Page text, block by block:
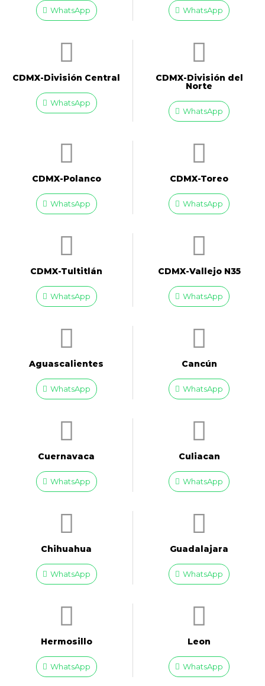
WhatsApp WhatsApp
CDMX-División Central
WhatsApp
CDMX-División del
Norte
WhatsApp
CDMX-Polanco
WhatsApp
CDMX-Toreo
WhatsApp
CDMX-Tultitlán
WhatsApp
CDMX-Vallejo N35
WhatsApp
Aguascalientes
WhatsApp
Cancún
WhatsApp
Cuernavaca
WhatsApp
Culiacan
WhatsApp
Chihuahua
WhatsApp
Guadalajara
WhatsApp
Hermosillo
WhatsApp
Leon
WhatsApp